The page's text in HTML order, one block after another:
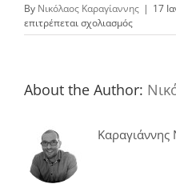
By Νικόλαος Καραγίαννης | 17
επιτρέπεται σχολιασμόςστο
Άνοια:
μνήμη
About the Author:
Καραγιάννης